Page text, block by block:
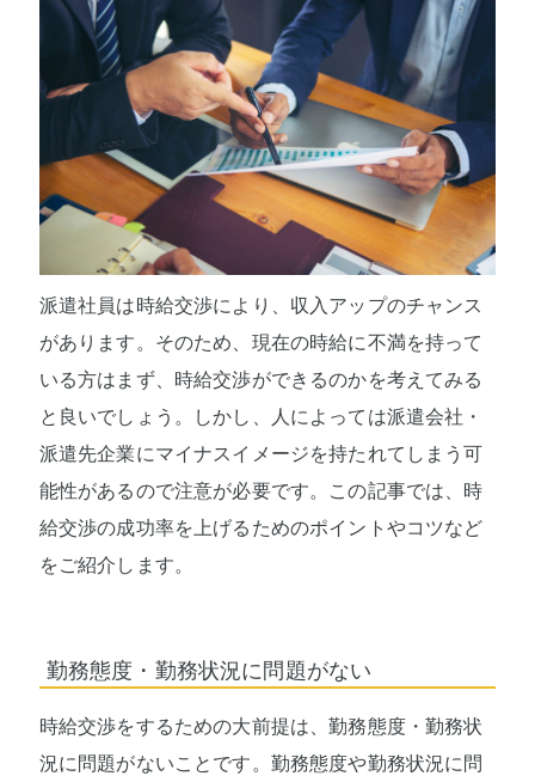
派遣社員は時給交渉により、収入アップのチャンス
があります。そのため、現在の時給に不満を持って
いる方はまず、時給交渉ができるのかを考えてみる
と良いでしょう。しかし、人によっては派遣会社・
派遣先企業にマイナスイメージを持たれてしまう可
能性があるので注意が必要です。この記事では、時
給交渉の成功率を上げるためのポイントやコツなど
をご紹介します。
勤務態度・勤務状況に問題がない
時給交渉をするための大前提は、勤務態度・勤務状
況に問題がないことです。勤務態度や勤務状況に問